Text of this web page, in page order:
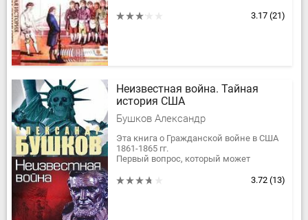
тайных организаций в истории...3.17 (21)
Неизвестная война. Тайная
история США
Бушков Александр
Эта книга о Гражданской войне в США
1861-1865 гг.
Первый вопрос, который может
о ней? Автор с присущим ему
3.72 (13)